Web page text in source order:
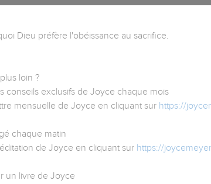
Dieu préfère l'obéissance au sacrifice.
loin ?
conseils exclusifs de Joyce chaque mois
mensuelle de Joyce en cliquant sur https://
chaque matin
de Joyce en cliquant sur https://
un livre de Joyce